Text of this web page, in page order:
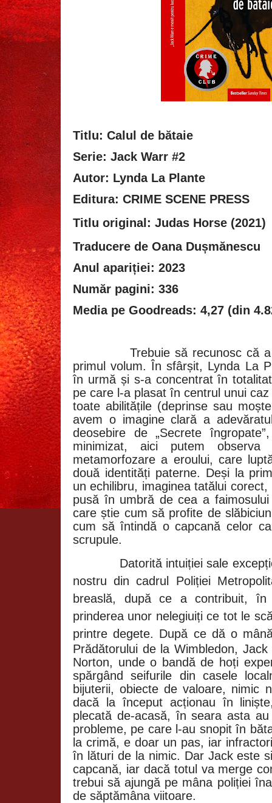
Titlu: Calul de bătaie
Serie: Jack Warr #2
Autor: Lynda La Plante
Editura: CRIME SCENE PRESS
Titlu original: Judas Horse (2021)
Traducere de Oana Dușmănescu
Anul apariției: 2023
Număr pagini: 336
Media pe Goodreads: 4,27 (din
Trebuie să recunosc că
primul volum. În sfârșit, Lynda La
în urmă și s-a concentrat în
pe care l-a plasat în centrul unui
toate abilitățile (deprinse sau
avem o imagine clară a
deosebire de „Secrete
minimizat, aici putem
metamorfozare a eroului, care
două identități paterne. Deși la
un echilibru, imaginea tatălui
pusă în umbră de cea a
care știe cum să profite de
cum să întindă o capcană celor
scrupule.
Datorită intuiției sale
nostru din cadrul Poliției
breaslă, după ce a contribuit, în
prinderea unor nelegiuiți ce tot le
printre degete. După ce dă o
Prădătorului de laWimbledon,
Norton, unde o bandă de hoți
spărgând seifurile din casele
bijuterii, obiecte de valoare, nimic
dacă la început acționau în
plecată de-acasă, în seara asta
probleme, pe care l-au snopit în
la crimă, e doar un pas, iar
în lături de la nimic. Dar Jack este
capcană, iar dacă totul va merge
trebui să ajungă pe mâna poliției
de săptămâna viitoare.